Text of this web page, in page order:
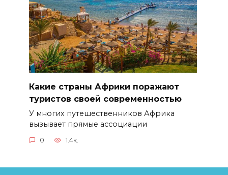
Какие страны Африки поражают
туристов своей современностью
У многих путешественников Африка
вызывает прямые ассоциации
0 1.4к.